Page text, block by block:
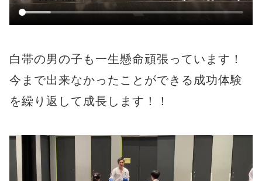
白帯の男の子も一生懸命頑張っています！
今まで出来なかったことができる成功体験
を繰り返して成長します！！